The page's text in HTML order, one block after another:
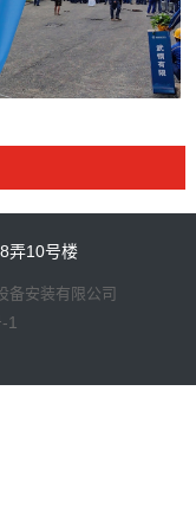
弄10号楼
备安装有限公司
1